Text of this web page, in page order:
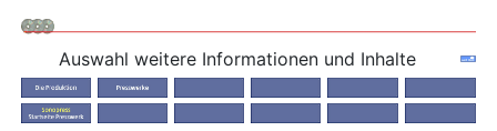
Auswahl weitere Informationen und Inhalte